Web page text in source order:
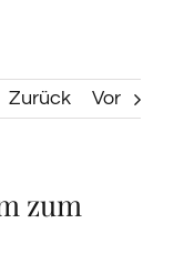
Zurück Vor
zum